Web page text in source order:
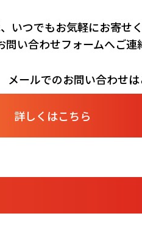
いつでもお気軽にお寄せく
い合わせフォームへご連
メールでのお問い合わせ
詳しくはこちら